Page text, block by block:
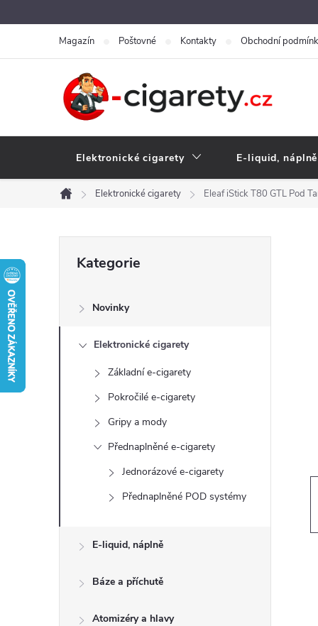
na
Magazín Poštovné Kontakty Obchodní
Elektronické cigarety E-liquid, náplně
Domů
Elektronické cigarety Eleaf iStick T80 GTL Pod
s
í
kategorie
Kategorie
Novinky
Elektronické cigarety
Základní e-cigarety
Pokročilé e-cigarety
Gripy a mody
Přednaplněné e-cigarety
Jednorázové e-cigarety
Přednaplněné POD systémy
E-liquid, náplně
Báze a příchutě
Atomizéry a hlavy